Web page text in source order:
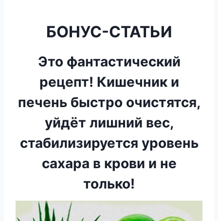
БОНУС-СТАТЬИ
Это фантастический
рецепт! Кишечник и
печень быстро очистятся,
уйдёт лишний вес,
стабилизируется уровень
сахара в крови и не
только!